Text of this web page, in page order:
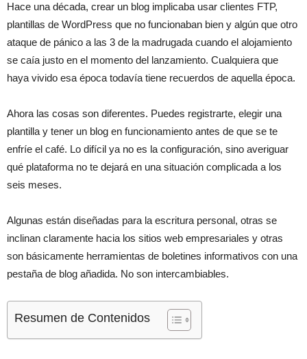
Hace una década, crear un blog implicaba usar clientes FTP,
plantillas de WordPress que no funcionaban bien y algún que otro
ataque de pánico a las 3 de la madrugada cuando el alojamiento
se caía justo en el momento del lanzamiento. Cualquiera que
haya vivido esa época todavía tiene recuerdos de aquella época.
Ahora las cosas son diferentes. Puedes registrarte, elegir una
plantilla y tener un blog en funcionamiento antes de que se te
enfríe el café. Lo difícil ya no es la configuración, sino averiguar
qué plataforma no te dejará en una situación complicada a los
seis meses.
Algunas están diseñadas para la escritura personal, otras se
inclinan claramente hacia los sitios web empresariales y otras
son básicamente herramientas de boletines informativos con una
pestaña de blog añadida. No son intercambiables.
Resumen de Contenidos